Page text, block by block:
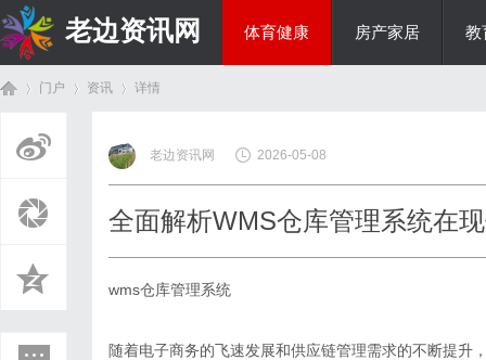
老边资讯网 体育健康 房产家居 教
门户 资讯
›
详情
老边资讯网 2026-05-08
全面解析WMS仓库管理系统在
wms仓库管理系统
随着电子商务的飞速发展和供应链管理需求的不断提升